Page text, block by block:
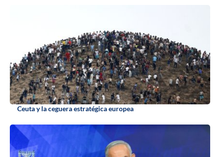
Ceuta y la ceguera estratégica europea